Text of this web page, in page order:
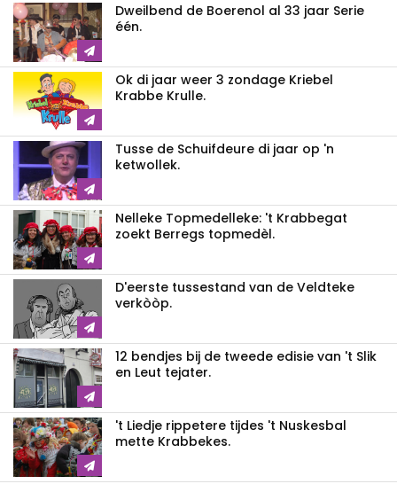
Dweilbend de Boerenol al 33 jaar Serie
één.
Ok di jaar weer 3 zondage Kriebel
Krabbe Krulle.
Tusse de Schuifdeure di jaar op 'n
ketwollek.
Nelleke Topmedelleke: 't Krabbegat
zoekt Berregs topmedèl.
D'eerste tussestand van de Veldteke
verkòòp.
12 bendjes bij de tweede edisie van 't Slik
en Leut tejater.
't Liedje rippetere tijdes 't Nuskesbal
mette Krabbekes.